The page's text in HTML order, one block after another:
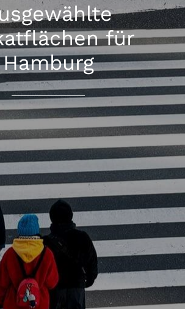
für
Hamburg